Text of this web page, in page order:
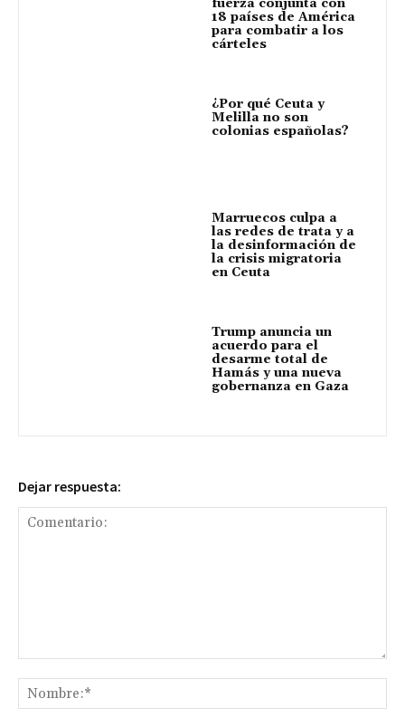
18 países de América
para combatir a los
cárteles
¿Por qué Ceuta y
Melilla no son
colonias españolas?
Marruecos culpa a
las redes de trata y a
la desinformación de
la crisis migratoria
en Ceuta
Trump anuncia un
acuerdo para el
desarme total de
Hamás y una nueva
gobernanza en Gaza
Dejar respuesta: